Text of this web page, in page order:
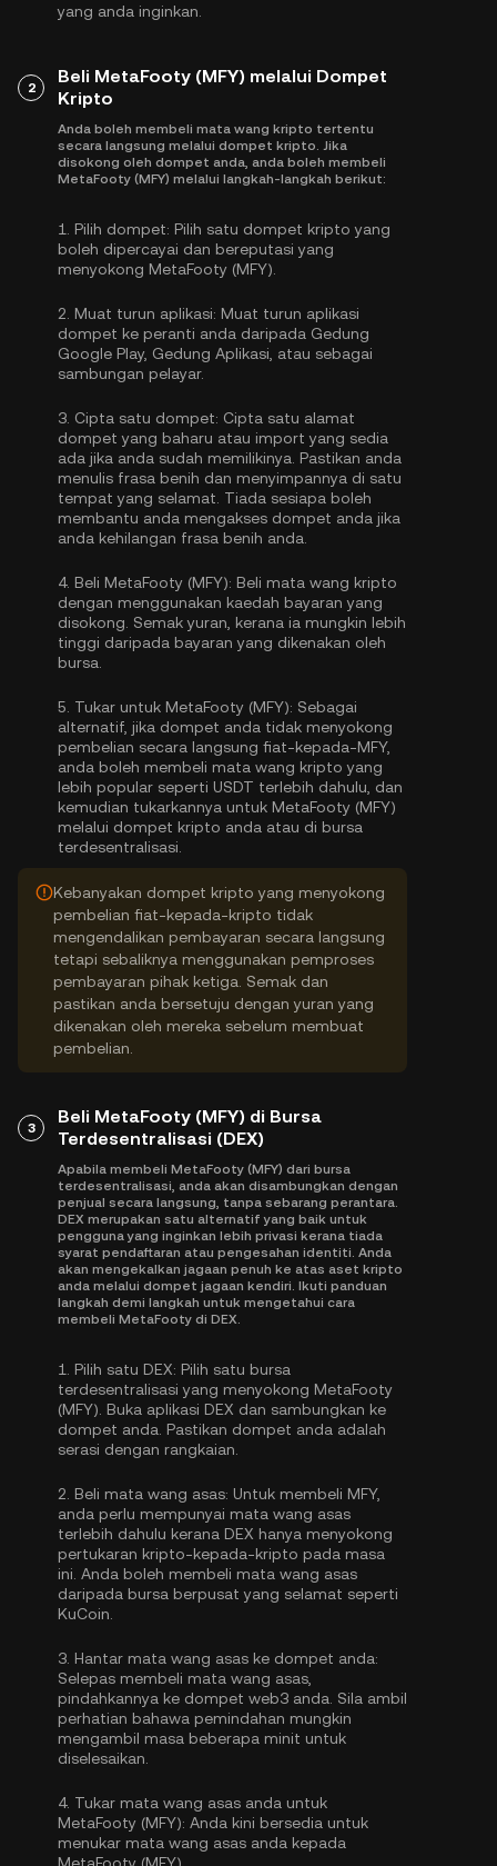
yang anda inginkan.
2
Beli MetaFooty (MFY) melalui Dompet
Kripto
Anda boleh membeli mata wang kripto tertentu
secara langsung melalui dompet kripto. Jika
disokong oleh dompet anda, anda boleh membeli
MetaFooty (MFY) melalui langkah-langkah berikut:
1. Pilih dompet: Pilih satu dompet kripto yang
boleh dipercayai dan bereputasi yang
menyokong MetaFooty (MFY).
2. Muat turun aplikasi: Muat turun aplikasi
dompet ke peranti anda daripada Gedung
Google Play, Gedung Aplikasi, atau sebagai
sambungan pelayar.
3. Cipta satu dompet: Cipta satu alamat
dompet yang baharu atau import yang sedia
ada jika anda sudah memilikinya. Pastikan anda
menulis frasa benih dan menyimpannya di satu
tempat yang selamat. Tiada sesiapa boleh
membantu anda mengakses dompet anda jika
anda kehilangan frasa benih anda.
4. Beli MetaFooty (MFY): Beli mata wang kripto
dengan menggunakan kaedah bayaran yang
disokong. Semak yuran, kerana ia mungkin lebih
tinggi daripada bayaran yang dikenakan oleh
bursa.
5. Tukar untuk MetaFooty (MFY): Sebagai
alternatif, jika dompet anda tidak menyokong
pembelian secara langsung fiat-kepada-MFY,
anda boleh membeli mata wang kripto yang
lebih popular seperti USDT terlebih dahulu, dan
kemudian tukarkannya untuk MetaFooty (MFY)
melalui dompet kripto anda atau di bursa
terdesentralisasi.
Kebanyakan dompet kripto yang menyokong
pembelian fiat-kepada-kripto tidak
mengendalikan pembayaran secara langsung
tetapi sebaliknya menggunakan pemproses
pembayaran pihak ketiga. Semak dan
pastikan anda bersetuju dengan yuran yang
dikenakan oleh mereka sebelum membuat
pembelian.
3
Beli MetaFooty (MFY) di Bursa
Terdesentralisasi (DEX)
Apabila membeli MetaFooty (MFY) dari bursa
terdesentralisasi, anda akan disambungkan dengan
penjual secara langsung, tanpa sebarang perantara.
DEX merupakan satu alternatif yang baik untuk
pengguna yang inginkan lebih privasi kerana tiada
syarat pendaftaran atau pengesahan identiti. Anda
akan mengekalkan jagaan penuh ke atas aset kripto
anda melalui dompet jagaan kendiri. Ikuti panduan
langkah demi langkah untuk mengetahui cara
membeli MetaFooty di DEX.
1. Pilih satu DEX: Pilih satu bursa
terdesentralisasi yang menyokong MetaFooty
(MFY). Buka aplikasi DEX dan sambungkan ke
dompet anda. Pastikan dompet anda adalah
serasi dengan rangkaian.
2. Beli mata wang asas: Untuk membeli MFY,
anda perlu mempunyai mata wang asas
terlebih dahulu kerana DEX hanya menyokong
pertukaran kripto-kepada-kripto pada masa
ini. Anda boleh membeli mata wang asas
daripada bursa berpusat yang selamat seperti
KuCoin.
3. Hantar mata wang asas ke dompet anda:
Selepas membeli mata wang asas,
pindahkannya ke dompet web3 anda. Sila ambil
perhatian bahawa pemindahan mungkin
mengambil masa beberapa minit untuk
diselesaikan.
4. Tukar mata wang asas anda untuk
MetaFooty (MFY): Anda kini bersedia untuk
menukar mata wang asas anda kepada